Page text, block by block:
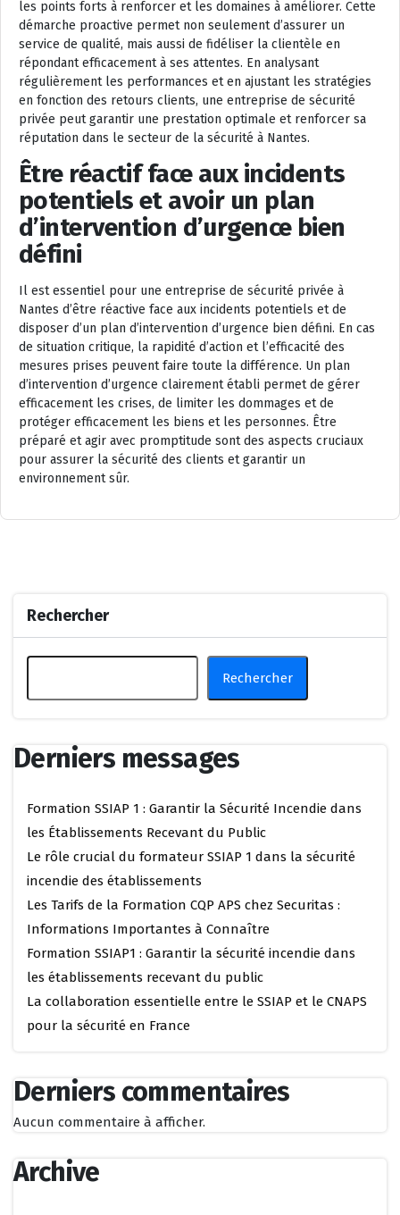
les points forts à renforcer et les domaines à améliorer. Cette
démarche proactive permet non seulement d’assurer un
service de qualité, mais aussi de fidéliser la clientèle en
répondant efficacement à ses attentes. En analysant
régulièrement les performances et en ajustant les stratégies
en fonction des retours clients, une entreprise de sécurité
privée peut garantir une prestation optimale et renforcer sa
réputation dans le secteur de la sécurité à Nantes.
Être réactif face aux incidents
potentiels et avoir un plan
d’intervention d’urgence bien
défini
Il est essentiel pour une entreprise de sécurité privée à
Nantes d’être réactive face aux incidents potentiels et de
disposer d’un plan d’intervention d’urgence bien défini. En cas
de situation critique, la rapidité d’action et l’efficacité des
mesures prises peuvent faire toute la différence. Un plan
d’intervention d’urgence clairement établi permet de gérer
efficacement les crises, de limiter les dommages et de
protéger efficacement les biens et les personnes. Être
préparé et agir avec promptitude sont des aspects cruciaux
pour assurer la sécurité des clients et garantir un
environnement sûr.
Rechercher
Rechercher
Derniers messages
Formation SSIAP 1 : Garantir la Sécurité Incendie dans
les Établissements Recevant du Public
Le rôle crucial du formateur SSIAP 1 dans la sécurité
incendie des établissements
Les Tarifs de la Formation CQP APS chez Securitas :
Informations Importantes à Connaître
Formation SSIAP1 : Garantir la sécurité incendie dans
les établissements recevant du public
La collaboration essentielle entre le SSIAP et le CNAPS
pour la sécurité en France
Derniers commentaires
Aucun commentaire à afficher.
Archive